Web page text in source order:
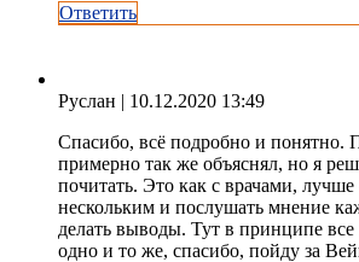
Ответить
Руслан | 10.12.2020 13:49
Спасибо, всё подробно и понятно.
примерно так же объяснял, но я
почитать. Это как с врачами, лучше
нескольким и послушать мнение
делать выводы. Тут в принципе
одно и то же, спасибо, пойду за